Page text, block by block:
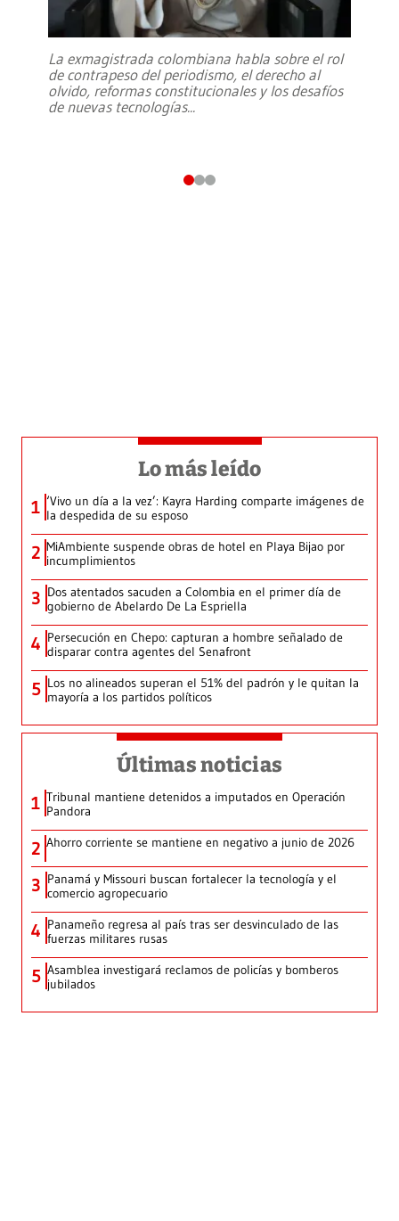
La exmagistrada colombiana habla sobre el rol
de contrapeso del periodismo, el derecho al
olvido, reformas constitucionales y los desafíos
de nuevas tecnologías...
Lo más leído
1 ‘Vivo un día a la vez’: Kayra Harding comparte imágenes de
la despedida de su esposo
2 MiAmbiente suspende obras de hotel en Playa Bijao por
incumplimientos
3 Dos atentados sacuden a Colombia en el primer día de
gobierno de Abelardo De La Espriella
4 Persecución en Chepo: capturan a hombre señalado de
disparar contra agentes del Senafront
5 Los no alineados superan el 51% del padrón y le quitan la
mayoría a los partidos políticos
Últimas noticias
1 Tribunal mantiene detenidos a imputados en Operación
Pandora
2 Ahorro corriente se mantiene en negativo a junio de 2026
3 Panamá y Missouri buscan fortalecer la tecnología y el
comercio agropecuario
4 Panameño regresa al país tras ser desvinculado de las
fuerzas militares rusas
5 Asamblea investigará reclamos de policías y bomberos
jubilados